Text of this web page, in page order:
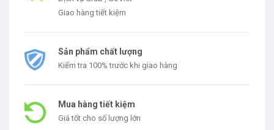
Giao hàng tiết kiệm
Sản phẩm chất lượng
Kiểm tra 100% trước khi giao hàng
Mua hàng tiết kiệm
Giá tốt cho số lượng lớn